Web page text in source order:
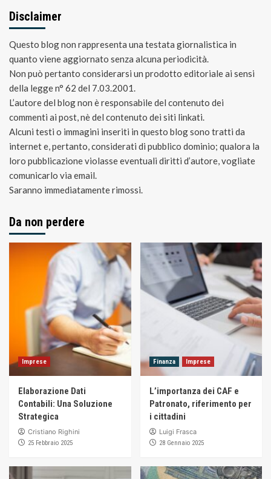
Disclaimer
Questo blog non rappresenta una testata giornalistica in
quanto viene aggiornato senza alcuna periodicità.
Non può pertanto considerarsi un prodotto editoriale ai sensi
della legge n° 62 del 7.03.2001.
L’autore del blog non è responsabile del contenuto dei
commenti ai post, nè del contenuto dei siti linkati.
Alcuni testi o immagini inseriti in questo blog sono tratti da
internet e, pertanto, considerati di pubblico dominio; qualora la
loro pubblicazione violasse eventuali diritti d’autore, vogliate
comunicarlo via email.
Saranno immediatamente rimossi.
Da non perdere
Imprese
Elaborazione Dati
Contabili: Una Soluzione
Strategica
Cristiano Righini
25 Febbraio 2025
Finanza Imprese
L’importanza dei CAF e
Patronato, riferimento per
i cittadini
Luigi Frasca
28 Gennaio 2025